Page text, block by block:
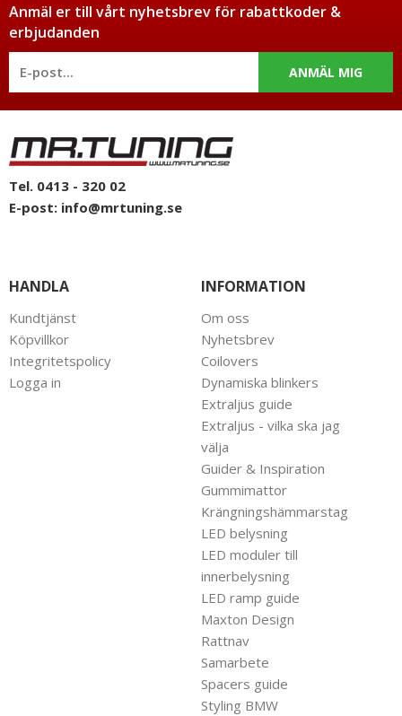
Anmäl er till vårt nyhetsbrev för rabattkoder &
erbjudanden
ANMÄL MIG
Tel. 0413 - 320 02
E-post: info@mrtuning.se
HANDLA
Kundtjänst
Köpvillkor
Integritetspolicy
Logga in
INFORMATION
Om oss
Nyhetsbrev
Coilovers
Dynamiska blinkers
Extraljus guide
Extraljus - vilka ska jag
välja
Guider & Inspiration
Gummimattor
Krängningshämmarstag
LED belysning
LED moduler till
innerbelysning
LED ramp guide
Maxton Design
Rattnav
Samarbete
Spacers guide
Styling BMW